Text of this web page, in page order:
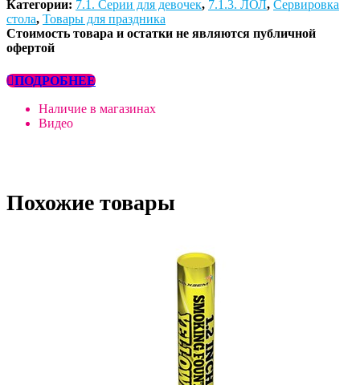
Категории: 7.1. Серии для девочек, 7.1.3. ЛОЛ, Сервировка
стола, Товары для праздника
Стоимость товара и остатки не являются публичной
офертой
ПОДРОБНЕЕ
Наличие в магазинах
Видео
Похожие товары